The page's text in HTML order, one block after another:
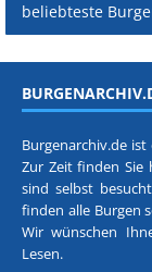
beliebteste
Burgenarchiv.de
Zur Zeit finden Sie
sind selbst
finden alle Burgen
Wir wünschen
Lesen.